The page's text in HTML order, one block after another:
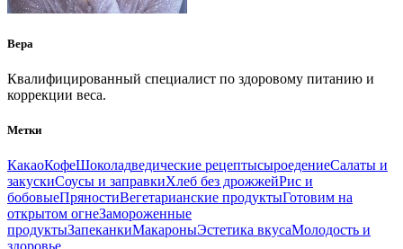
Вера
Квалифицированный специалист по здоровому питанию и
коррекции веса.
Метки
КакаоКофеШоколадведические рецептысыроедениеСалаты и
закускиСоусы и заправкиХлеб без дрожжейРис и
бобовыеПряностиВегетарианские продуктыГотовим на
открытом огнеЗамороженные
продуктыЗапеканкиМакароныЭстетика вкусаМолодость и